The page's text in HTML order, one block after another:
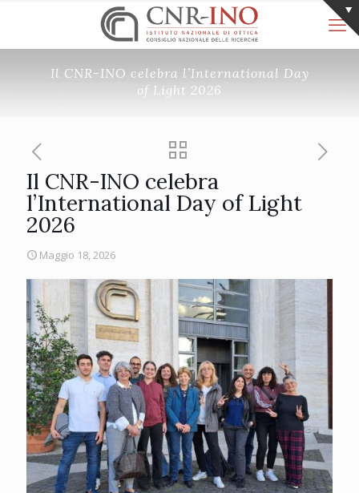
Il CNR-INO celebra l’International Day
of Light 2026
Il CNR-INO celebra
l’International Day of Light
2026
Maggio 18, 2026